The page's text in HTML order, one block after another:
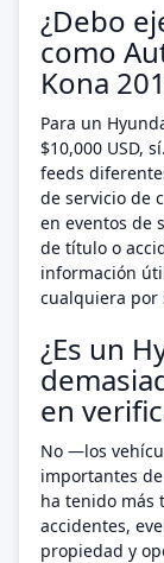
¿Debo
como
Kona
Para un
$10,000 USD,
feeds
de servicio de
en eventos de
de título o
información
cualquiera por
¿Es un
en
No —los
importantes
ha tenido más
accidentes,
propiedad y